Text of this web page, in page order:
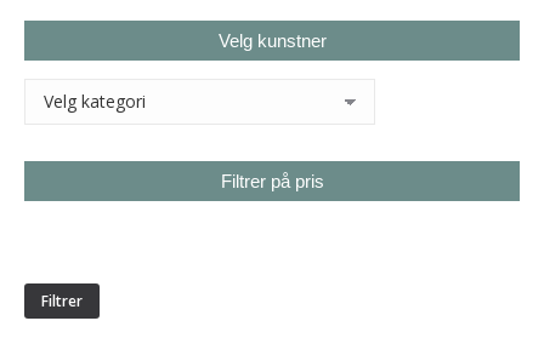
Velg kunstner
Filtrer på pris
Filtrer